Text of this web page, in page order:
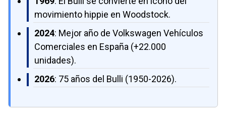
movimiento hippie en Woodstock.
2024: Mejor año de Volkswagen Vehículos
Comerciales en España (+22.000
unidades).
2026: 75 años del Bulli (1950-2026).